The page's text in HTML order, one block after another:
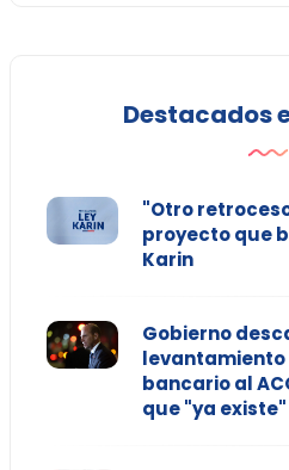
Destacados
"Otro
proyecto que
Karin
Gobierno
bancario al
que "ya existe"